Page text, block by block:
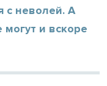
с неволей. А
и вскоре